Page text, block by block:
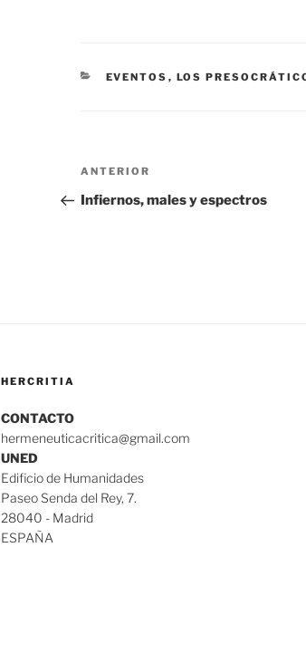
CATEGORÍAS
EVENTOS , LOS
Navegación
de
Entrada
anterior:
ANTERIOR
Infiernos, males y espectros
HERCRITIA
CONTACTO
hermeneuticacritica@gmail.com
UNED
Edificio de Humanidades
Paseo Senda del Rey, 7.
28040 - Madrid
ESPAÑA